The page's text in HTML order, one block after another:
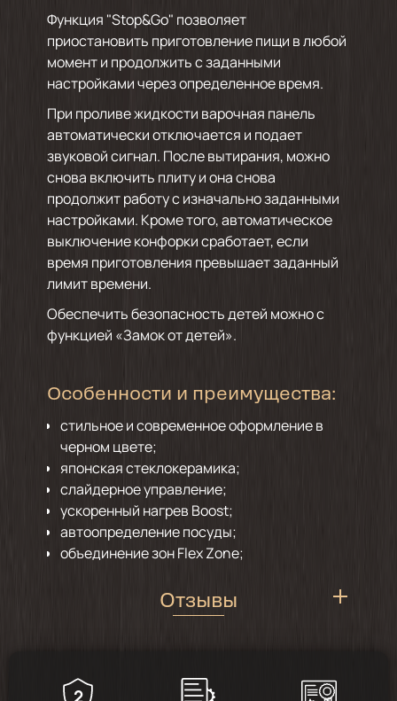
Функция "Stop&Go" позволяет
приостановить приготовление пищи в любой
момент и продолжить с заданными
настройками через определенное время.
При проливе жидкости варочная панель
автоматически отключается и подает
звуковой сигнал. После вытирания, можно
снова включить плиту и она снова
продолжит работу с изначально заданными
настройками. Кроме того, автоматическое
выключение конфорки сработает, если
время приготовления превышает заданный
лимит времени.
Обеспечить безопасность детей можно с
функцией «Замок от детей».
Особенности и преимущества:
стильное и современное оформление в
черном цвете;
японская стеклокерамика;
слайдерное управление;
ускоренный нагрев Boost;
автоопределение посуды;
объединение зон Flex Zone;
Отзывы
2